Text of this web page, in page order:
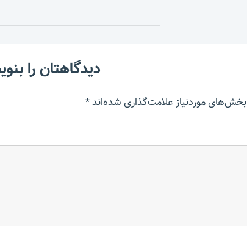
دیدگاهتان را
بخش‌های موردنیاز علامت‌گذاری شده‌اند*